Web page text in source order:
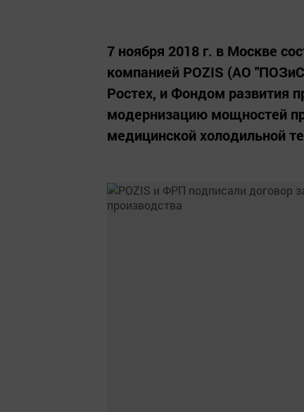
7 ноября 2018 г. в Москве
компанией POZIS (АО
Ростех, и Фондом развития
модернизацию мощностей
медицинской холодильной